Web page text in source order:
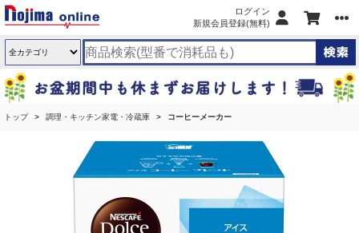
ログイン
新規会員登録(無料)
トップ 調理・キッチン家電・冷蔵庫 コーヒーメーカー